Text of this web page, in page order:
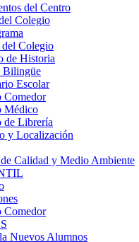
del Centro
Colegio
Colegio
de Historia
Bilingüe
Escolar
Comedor
Médico
de Librería
y Localización
Calidad y Medio Ambiente
Comedor
Nuevos Alumnos